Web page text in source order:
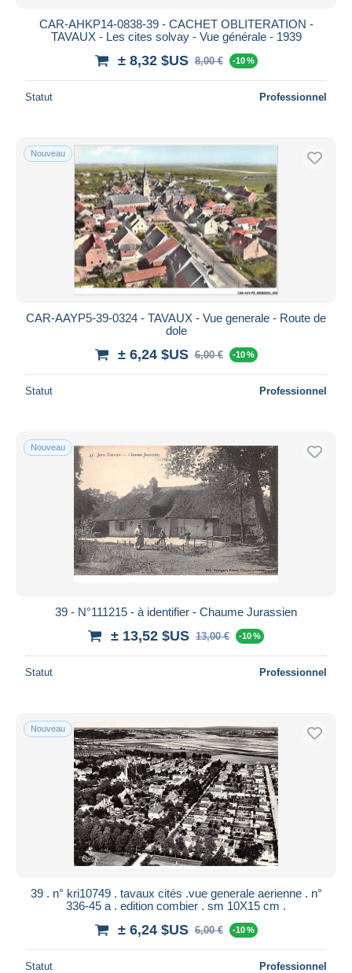
CAR-AHKP14-0838-39 - CACHET OBLITERATION -
TAVAUX - Les cites solvay - Vue générale - 1939
± 8,32 $US 8,00 € -10 %
Statut Professionnel
Nouveau
CAR-AAYP5-39-0324 - TAVAUX - Vue generale - Route de
dole
± 6,24 $US 6,00 € -10 %
Statut Professionnel
Nouveau
39 - N°111215 - à identifier - Chaume Jurassien
± 13,52 $US 13,00 € -10 %
Statut Professionnel
Nouveau
39 . n° kri10749 . tavaux cités .vue generale aerienne . n°
336-45 a . edition combier . sm 10X15 cm .
± 6,24 $US 6,00 € -10 %
Statut Professionnel